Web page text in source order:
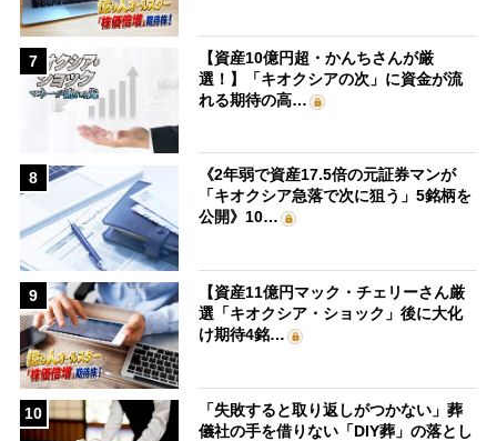
7
【資産10億円超・かんちさんが厳
選！】「キオクシアの次」に資金が流
れる期待の高…
8
《2年弱で資産17.5倍の元証券マンが
「キオクシア急落で次に狙う」5銘柄を
公開》10…
9
【資産11億円マック・チェリーさん厳
選「キオクシア・ショック」後に大化
け期待4銘…
10
「失敗すると取り返しがつかない」葬
儀社の手を借りない「DIY葬」の落とし